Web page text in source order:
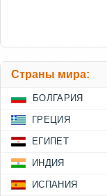
Страны мира:
БОЛГАРИЯ
ГРЕЦИЯ
ЕГИПЕТ
ИНДИЯ
ИСПАНИЯ